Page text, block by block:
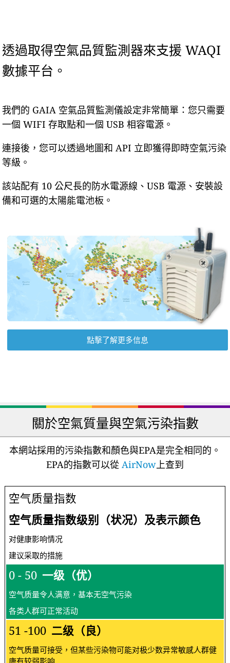
透過取得空氣品質監測器來支援 WAQI
數據平台。
我們的 GAIA 空氣品質監測儀設定非常簡單：您只需要
一個 WIFI 存取點和一個 USB 相容電源。
連接後，您可以透過地圖和 API 立即獲得即時空氣污染
等級。
該站配有 10 公尺長的防水電源線、USB 電源、安裝設
備和可選的太陽能電池板。
點擊了解更多信息
關於空氣質量與空氣污染指數
本網站採用的污染指數和顏色與EPA是完全相同的。
EPA的指數可以從 AirNow上查到
空气质量指数
空气质量指数级别（状况）及表示颜色
对健康影响情况
建议采取的措施
0 - 50 一级（优）
空气质量令人满意，基本无空气污染
各类人群可正常活动
51 -100 二级（良）
空气质量可接受，但某些污染物可能对极少数异常敏感人群健
康有较弱影响